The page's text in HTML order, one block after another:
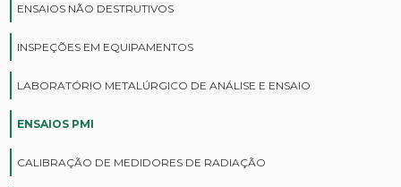
ENSAIOS NÃO DESTRUTIVOS
INSPEÇÕES EM EQUIPAMENTOS
LABORATÓRIO METALÚRGICO DE ANÁLISE E ENSAIO
ENSAIOS PMI
CALIBRAÇÃO DE MEDIDORES DE RADIAÇÃO